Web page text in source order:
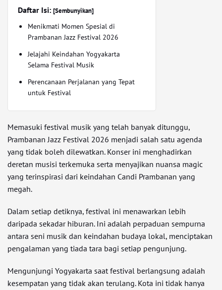
Daftar Isi: [Sembunyikan]
Menikmati Momen Spesial di
Prambanan Jazz Festival 2026
Jelajahi Keindahan Yogyakarta
Selama Festival Musik
Perencanaan Perjalanan yang Tepat
untuk Festival
Memasuki festival musik yang telah banyak ditunggu,
Prambanan Jazz Festival 2026 menjadi salah satu agenda
yang tidak boleh dilewatkan. Konser ini menghadirkan
deretan musisi terkemuka serta menyajikan nuansa magic
yang terinspirasi dari keindahan Candi Prambanan yang
megah.
Dalam setiap detiknya, festival ini menawarkan lebih
daripada sekadar hiburan. Ini adalah perpaduan sempurna
antara seni musik dan keindahan budaya lokal, menciptakan
pengalaman yang tiada tara bagi setiap pengunjung.
Mengunjungi Yogyakarta saat festival berlangsung adalah
kesempatan yang tidak akan terulang. Kota ini tidak hanya